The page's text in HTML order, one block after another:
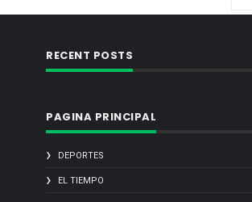
RECENT POSTS
PAGINA PRINCIPAL
DEPORTES
EL TIEMPO